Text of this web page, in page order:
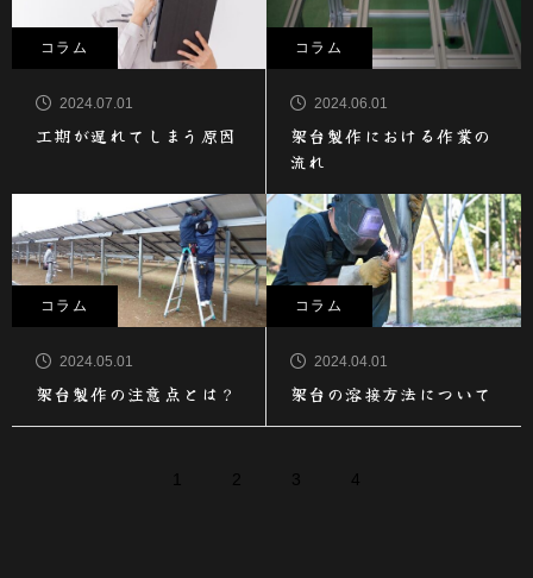
コラム
2024.07.01
工期が遅れてしまう原因
コラム
2024.06.01
架台製作における作業の
流れ
コラム
2024.05.01
架台製作の注意点とは？
コラム
2024.04.01
架台の溶接方法について
2 3 4